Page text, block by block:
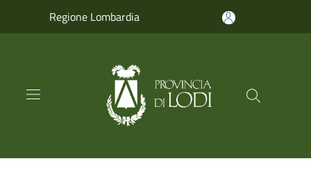
Regione Lombardia